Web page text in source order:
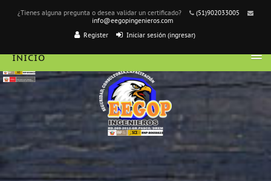
¿Tienes alguna pregunta o desea validar un certificado?
(51)902033005
info@eegopingenieros.com
Register
Iniciar sesión (ingresar)
INICIO
ESPAÑOL - MÉXICO ‎(ES_MX)‎